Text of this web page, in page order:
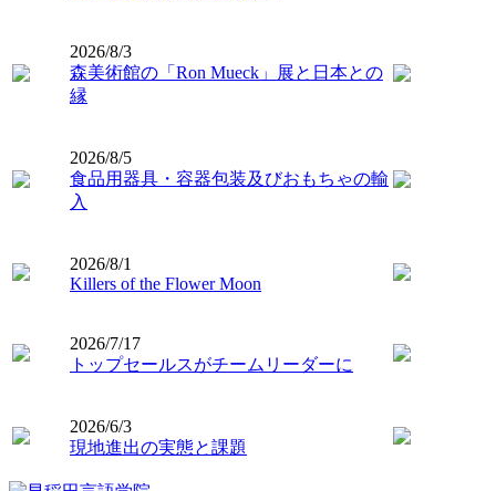
2026/8/3
森美術館の「Ron Mueck」展と日本との
縁
2026/8/5
食品用器具・容器包装及びおもちゃの輸
入
2026/8/1
Killers of the Flower Moon
2026/7/17
トップセールスがチームリーダーに
2026/6/3
現地進出の実態と課題